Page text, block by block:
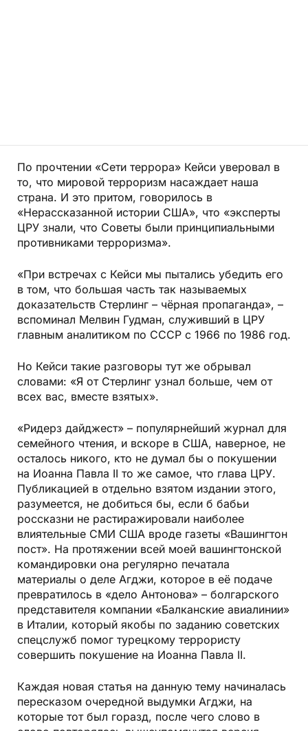
По прочтении «Сети террора» Кейси уверовал в
то, что мировой терроризм насаждает наша
страна. И это притом, говорилось в
«Нерассказанной истории США», что «эксперты
ЦРУ знали, что Советы были принципиальными
противниками терроризма».
«При встречах с Кейси мы пытались убедить его
в том, что большая часть так называемых
доказательств Стерлинг – чёрная пропаганда», –
вспоминал Мелвин Гудман, служивший в ЦРУ
главным аналитиком по СССР с 1966 по 1986 год.
Но Кейси такие разговоры тут же обрывал
словами: «Я от Стерлинг узнал больше, чем от
всех вас, вместе взятых».
«Ридерз дайджест» – популярнейший журнал для
семейного чтения, и вскоре в США, наверное, не
осталось никого, кто не думал бы о покушении
на Иоанна Павла II то же самое, что глава ЦРУ.
Публикацией в отдельно взятом издании этого,
разумеется, не добиться бы, если б бабьи
россказни не растиражировали наиболее
влиятельные СМИ США вроде газеты «Вашингтон
пост». На протяжении всей моей вашингтонской
командировки она регулярно печатала
материалы о деле Агджи, которое в её подаче
превратилось в «дело Антонова» – болгарского
представителя компании «Балканские авиалинии»
в Италии, который якобы по заданию советских
спецслужб помог турецкому террористу
совершить покушение на Иоанна Павла II.
Каждая новая статья на данную тему начиналась
пересказом очередной выдумки Агджи, на
которые тот был горазд, после чего слово в